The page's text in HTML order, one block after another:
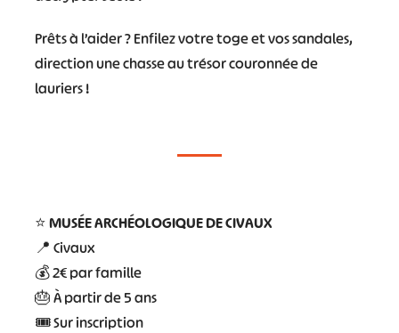
Prêts à l’aider ? Enfilez votre toge et vos sandales,
direction une chasse au trésor couronnée de
lauriers !
⭐MUSÉE ARCHÉOLOGIQUE DE CIVAUX
📍 Civaux
💰 2€ par famille
🎂 À partir de 5 ans
🎟 Sur inscription